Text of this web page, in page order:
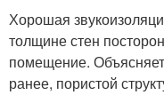
Фасад в
доме
Хорошая
толщине стен
помещение.
ранее, пористой